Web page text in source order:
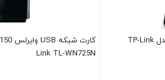
مودم 4G وایرلس AC750 تی پی لینک مدل TP-Link
Link TL-WN725N